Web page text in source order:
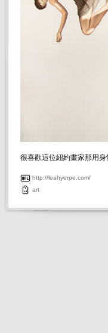
很喜歡這位紐約畫家那用
http://leahyerpe.com/
art